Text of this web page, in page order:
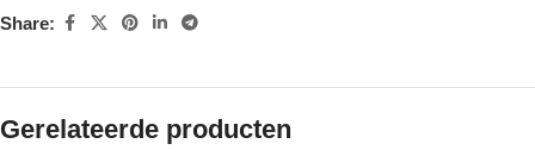
Share:
Gerelateerde producten